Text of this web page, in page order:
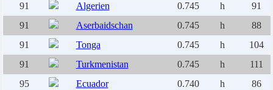
91
Algerien 0.745 h
91
91
Aserbaidschan 0.745 h
88
91
Tonga 0.745 h
104
91
Turkmenistan 0.745 h
111
95
Ecuador 0.740 h
86